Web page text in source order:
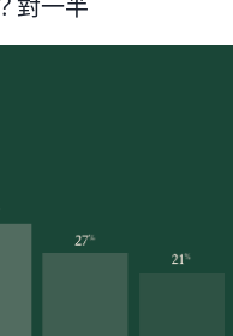
對一半